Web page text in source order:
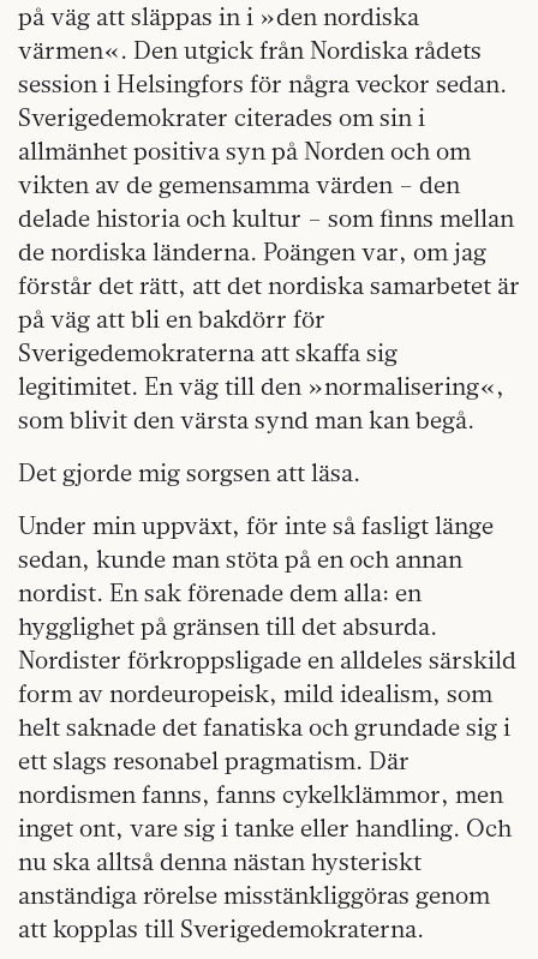
på väg att släppas in i »den nordiska
värmen«. Den utgick från Nordiska rådets
session i Helsingfors för några veckor sedan.
Sverigedemokrater citerades om sin i
allmänhet positiva syn på Norden och om
vikten av de gemensamma värden – den
delade historia och kultur – som finns mellan
de nordiska länderna. Poängen var, om jag
förstår det rätt, att det nordiska samarbetet är
på väg att bli en bakdörr för
Sverigedemokraterna att skaffa sig
legitimitet. En väg till den »normalisering«,
som blivit den värsta synd man kan begå.
Det gjorde mig sorgsen att läsa.
Under min uppväxt, för inte så fasligt länge
sedan, kunde man stöta på en och annan
nordist. En sak förenade dem alla: en
hygglighet på gränsen till det absurda.
Nordister förkroppsligade en alldeles särskild
form av nordeuropeisk, mild idealism, som
helt saknade det fanatiska och grundade sig i
ett slags resonabel pragmatism. Där
nordismen fanns, fanns cykelklämmor, men
inget ont, vare sig i tanke eller handling. Och
nu ska alltså denna nästan hysteriskt
anständiga rörelse misstänkliggöras genom
att kopplas till Sverigedemokraterna.